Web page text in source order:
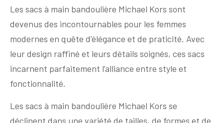
Les sacs à main bandoulière Michael Kors sont
devenus des incontournables pour les femmes
modernes en quête d’élégance et de praticité. Avec
leur design raffiné et leurs détails soignés, ces sacs
incarnent parfaitement l’alliance entre style et
fonctionnalité.
Les sacs à main bandoulière Michael Kors se
déclinent dans une variété de tailles, de formes et de